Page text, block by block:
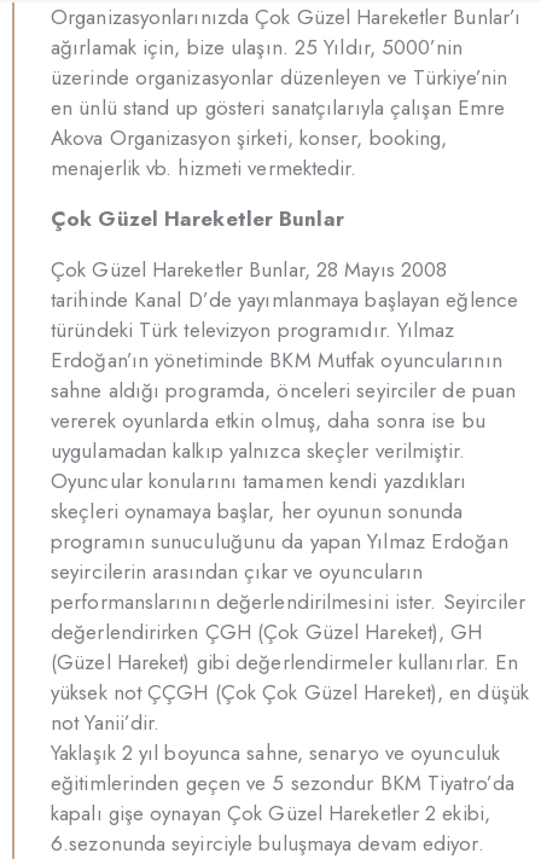
Organizasyonlarınızda Çok Güzel Hareketler Bunlar’ı
ağırlamak için, bize ulaşın. 25 Yıldır, 5000’nin
üzerinde organizasyonlar düzenleyen ve Türkiye’nin
en ünlü stand up gösteri sanatçılarıyla çalışan Emre
Akova Organizasyon şirketi, konser, booking,
menajerlik vb. hizmeti vermektedir.
Çok Güzel Hareketler Bunlar
Çok Güzel Hareketler Bunlar, 28 Mayıs 2008
tarihinde Kanal D’de yayımlanmaya başlayan eğlence
türündeki Türk televizyon programıdır. Yılmaz
Erdoğan’ın yönetiminde BKM Mutfak oyuncularının
sahne aldığı programda, önceleri seyirciler de puan
vererek oyunlarda etkin olmuş, daha sonra ise bu
uygulamadan kalkıp yalnızca skeçler verilmiştir.
Oyuncular konularını tamamen kendi yazdıkları
skeçleri oynamaya başlar, her oyunun sonunda
programın sunuculuğunu da yapan Yılmaz Erdoğan
seyircilerin arasından çıkar ve oyuncuların
performanslarının değerlendirilmesini ister. Seyirciler
değerlendirirken ÇGH (Çok Güzel Hareket), GH
(Güzel Hareket) gibi değerlendirmeler kullanırlar. En
yüksek not ÇÇGH (Çok Çok Güzel Hareket), en düşük
not Yanii’dir.
Yaklaşık 2 yıl boyunca sahne, senaryo ve oyunculuk
eğitimlerinden geçen ve 5 sezondur BKM Tiyatro’da
kapalı gişe oynayan Çok Güzel Hareketler 2 ekibi,
6.sezonunda seyirciyle buluşmaya devam ediyor.